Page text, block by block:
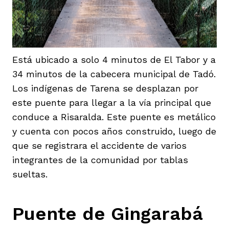
Está ubicado a solo 4 minutos de El Tabor y a
34 minutos de la cabecera municipal de Tadó.
Los indígenas de Tarena se desplazan por
este puente para llegar a la vía principal que
conduce a Risaralda. Este puente es metálico
y cuenta con pocos años construido, luego de
que se registrara el accidente de varios
integrantes de la comunidad por tablas
sueltas.
Puente de Gingarabá